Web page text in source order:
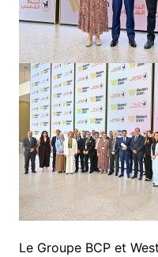
Le Groupe BCP et